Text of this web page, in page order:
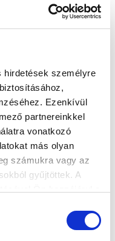
hirdetések személyre
Ezenkívül
partnereinkkel
vonatkozó
más olyan
számukra vagy az
gyűjtöttek. A